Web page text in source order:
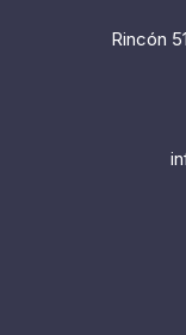
Rincón